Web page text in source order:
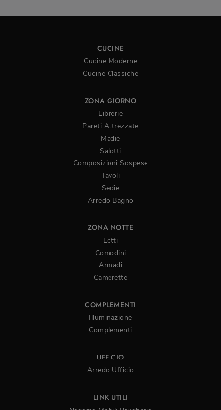
CUCINE
Cucine Moderne
Cucine Classiche
ZONA GIORNO
Librerie
Pareti Attrezzate
Madie
Salotti
Composizioni Sospese
Tavoli
Sedie
Arredo Bagno
ZONA NOTTE
Letti
Comodini
Armadi
Camerette
COMPLEMENTI
Illuminazione
Complementi
UFFICIO
Arredo Ufficio
LINK UTILI